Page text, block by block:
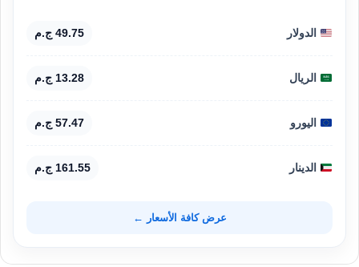
الدولار 49.75 ج.م
الريال 13.28 ج.م
اليورو 57.47 ج.م
الدينار 161.55 ج.م
عرض كافة الأسعار ←